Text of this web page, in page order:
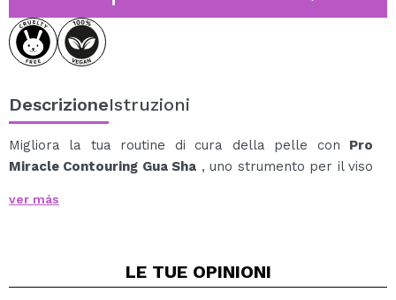
DescrizioneIstruzioni
Migliora la tua routine di cura della pelle con Pro
Miracle Contouring Gua Sha , uno strumento per il viso
rassodare e rivitalizzare il tuo viso.
routine in un'esperienza da spa a casa.
ver más
LE TUE OPINIONI